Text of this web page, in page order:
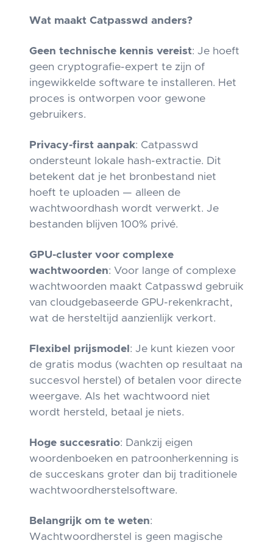
Wat maakt Catpasswd anders?
Geen technische kennis vereist: Je hoeft
geen cryptografie-expert te zijn of
ingewikkelde software te installeren. Het
proces is ontworpen voor gewone
gebruikers.
Privacy-first aanpak: Catpasswd
ondersteunt lokale hash-extractie. Dit
betekent dat je het bronbestand niet
hoeft te uploaden — alleen de
wachtwoordhash wordt verwerkt. Je
bestanden blijven 100% privé.
GPU-cluster voor complexe
wachtwoorden: Voor lange of complexe
wachtwoorden maakt Catpasswd gebruik
van cloudgebaseerde GPU-rekenkracht,
wat de hersteltijd aanzienlijk verkort.
Flexibel prijsmodel : Je kunt kiezen voor
de gratis modus (wachten op resultaat na
succesvol herstel) of betalen voor directe
weergave. Als het wachtwoord niet
wordt hersteld, betaal je niets.
Hoge succesratio: Dankzij eigen
woordenboeken en patroonherkenning is
de succeskans groter dan bij traditionele
wachtwoordherstelsoftware.
Belangrijk om te weten:
Wachtwoordherstel is geen magische